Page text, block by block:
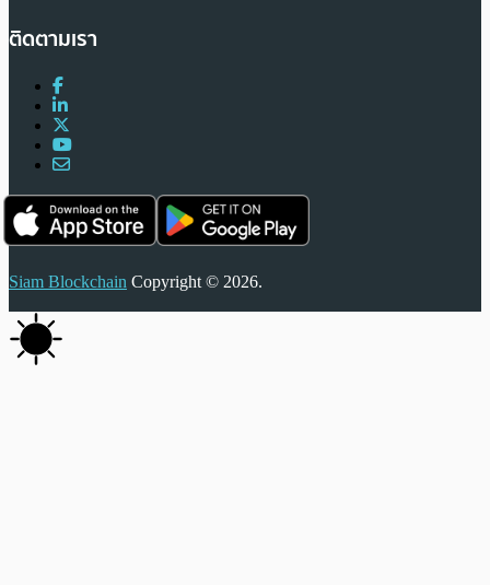
ติดตามเรา
Siam Blockchain Copyright © 2026.